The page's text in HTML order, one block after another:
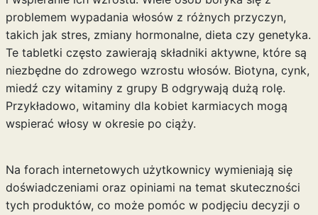
problemem wypadania włosów z różnych przyczyn,
takich jak stres, zmiany hormonalne, dieta czy genetyka.
Te tabletki często zawierają składniki aktywne, które są
niezbędne do zdrowego wzrostu włosów. Biotyna, cynk,
miedź czy witaminy z grupy B odgrywają dużą rolę.
Przykładowo, witaminy dla kobiet karmiacychmogą
wspierać włosy w okresie po ciąży.
Na forach internetowych użytkownicy wymieniają się
doświadczeniami oraz opiniami na temat skuteczności
tych produktów, co może pomóc w podjęciu decyzji o